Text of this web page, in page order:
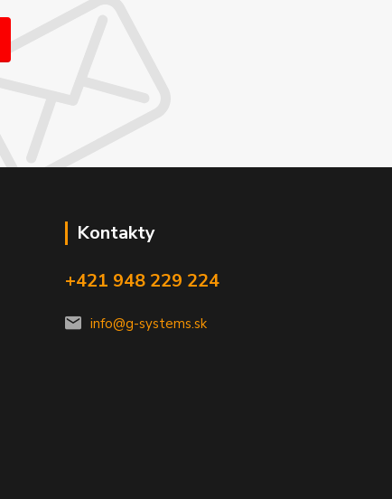
Kontakty
+421 948 229 224
info@g-systems.sk